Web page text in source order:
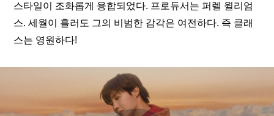
스타일이 조화롭게 융합되었다. 프로듀서는 퍼렐 윌리엄
스. 세월이 흘러도 그의 비범한 감각은 여전하다. 즉 클래
스는 영원하다!